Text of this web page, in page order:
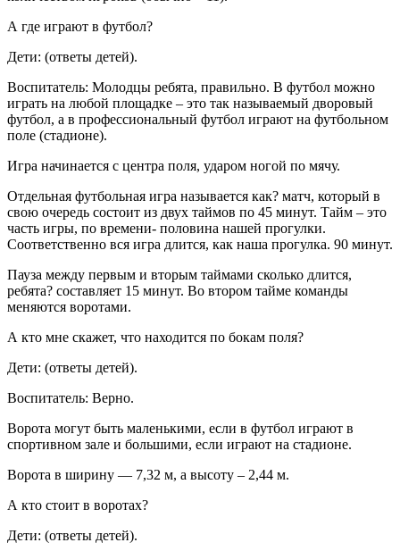
А где играют в футбол?
Дети: (ответы детей).
Воспитатель: Молодцы ребята, правильно. В футбол можно
играть на любой площадке – это так называемый дворовый
футбол, а в профессиональный футбол играют на футбольном
поле (стадионе).
Игра начинается с центра поля, ударом ногой по мячу.
Отдельная футбольная игра называется как? матч, который в
свою очередь состоит из двух таймов по 45 минут. Тайм – это
часть игры, по времени- половина нашей прогулки.
Соответственно вся игра длится, как наша прогулка. 90 минут.
Пауза между первым и вторым таймами сколько длится,
ребята? составляет 15 минут. Во втором тайме команды
меняются воротами.
А кто мне скажет, что находится по бокам поля?
Дети: (ответы детей).
Воспитатель: Верно.
Ворота могут быть маленькими, если в футбол играют в
спортивном зале и большими, если играют на стадионе.
Ворота в ширину — 7,32 м, а высоту – 2,44 м.
А кто стоит в воротах?
Дети: (ответы детей).